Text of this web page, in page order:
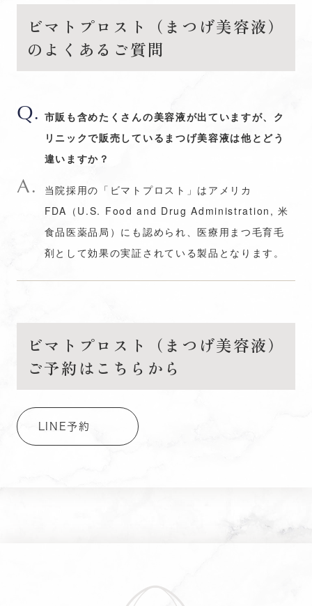
ビマトプロスト（まつげ美容液）
のよくあるご質問
市販も含めたくさんの美容液が出ていますが、ク
リニックで販売しているまつげ美容液は他とどう
違いますか？
当院採用の「ビマトプロスト」はアメリカ
FDA（U.S. Food and Drug Administration, 米
食品医薬品局）にも認められ、医療用まつ毛育毛
剤として効果の実証されている製品となります。
ビマトプロスト（まつげ美容液）
ご予約はこちらから
LINE予約